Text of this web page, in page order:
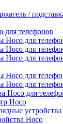
/
для телефонов
Hoco для
Hoco для
Hoco для
Hoco для
Hoco для
Hoco для
Hoco
Hoco